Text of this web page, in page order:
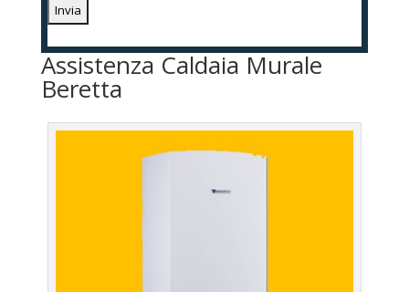
Assistenza Caldaia Murale
Beretta